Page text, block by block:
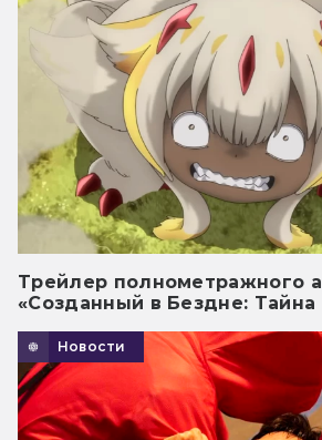
Трейлер полнометражного
«Созданный в Бездне:
Новости